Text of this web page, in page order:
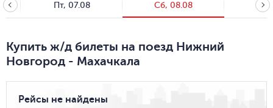
Пт, 07.08 Сб, 08.08 Вс,
Купить ж/д билеты на поезд Нижний
Новгород - Махачкала
Рейсы не найдены